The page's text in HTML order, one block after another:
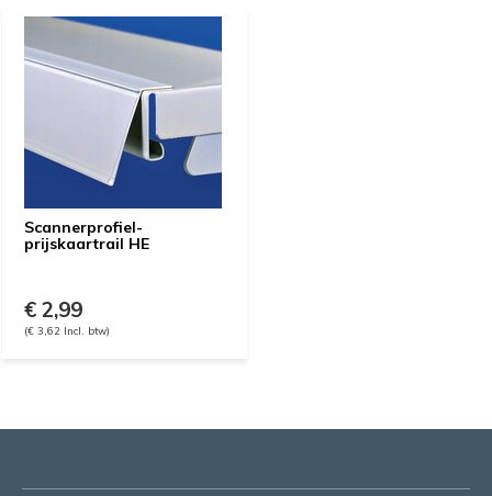
Scannerprofiel-
prijskaartrail HE
€ 2,99
(€ 3,62 Incl. btw)